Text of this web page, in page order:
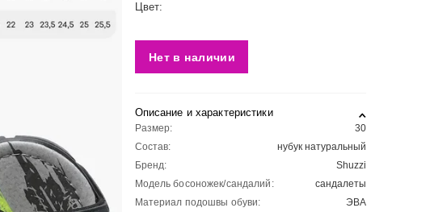
Цвет:
Нет в наличии
Описание и характеристики
Размер:
30
Состав:
нубук натуральный
Бренд:
Shuzzi
Модель босоножек/сандалий:
сандалеты
Материал подошвы обуви:
ЭВА